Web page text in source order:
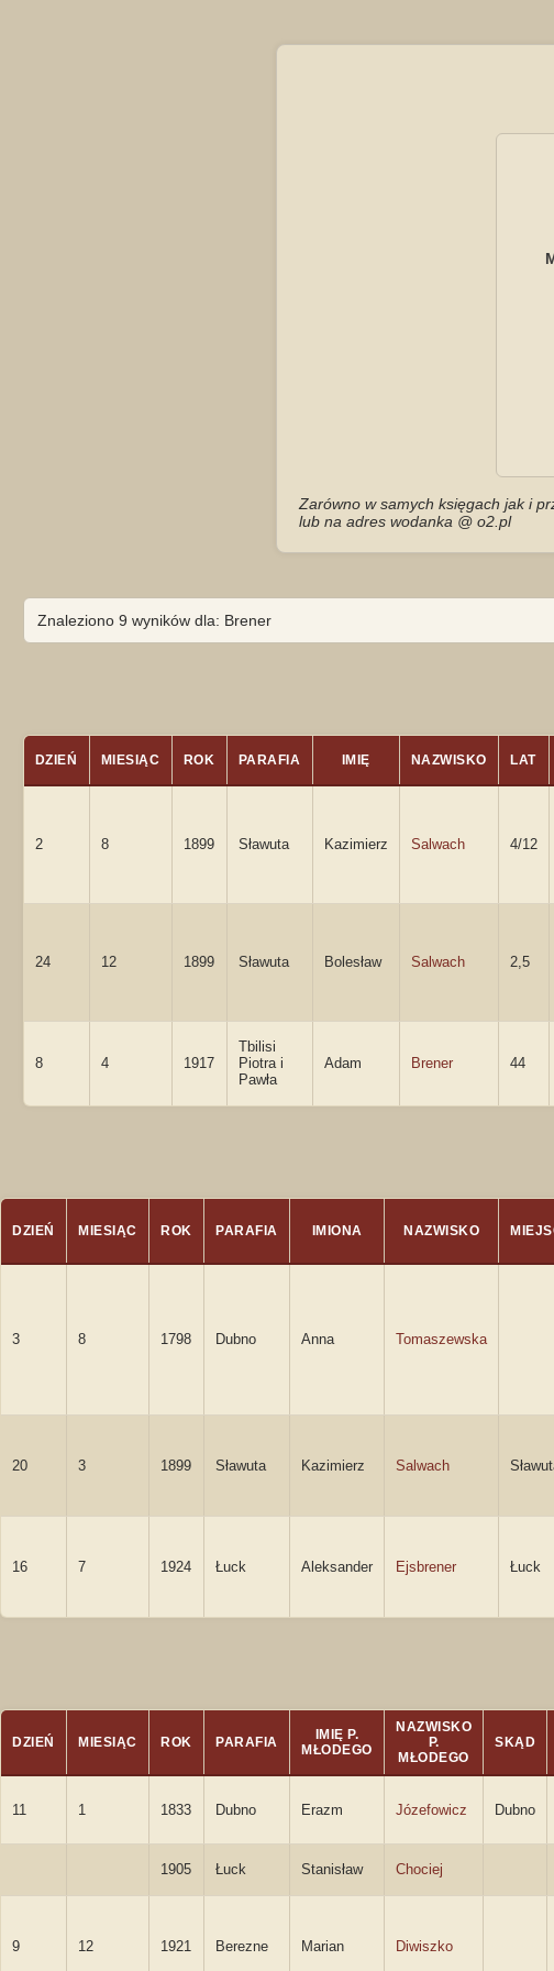
Zarówno w samych księgach jak i
lub na adres wodanka @ o2.pl
Znaleziono 9 wyników dla: Brener
DZIEŃ MIESIĄC ROK PARAFIA IMIĘ NAZWISKO LAT
2 8 1899 Sławuta Kazimierz Salwach 4/12
24 12 1899 Sławuta Bolesław Salwach 2,5
8 4 1917
Tbilisi
Piotra i
Pawła
Adam Brener 44
DZIEŃ MIESIĄC ROK PARAFIA IMIONA NAZWISKO
3 8 1798 Dubno Anna Tomaszewska
20 3 1899 Sławuta Kazimierz Salwach
16 7 1924 Łuck Aleksander Ejsbrener Łuck
DZIEŃ MIESIĄC ROK PARAFIA
IMIĘ P.
MŁODEGO
NAZWISKO
P.
MŁODEGO
SKĄD
11 1 1833 Dubno Erazm Józefowicz Dubno
1905 Łuck Stanisław Chociej
9 12 1921 Berezne Marian Diwiszko